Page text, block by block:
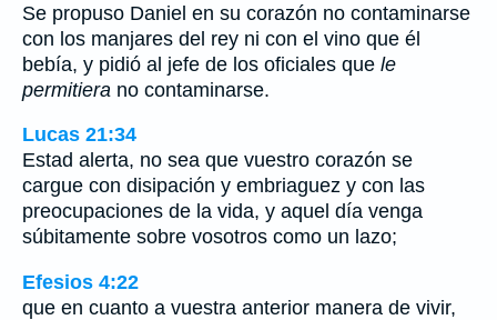
Se propuso Daniel en su corazón no contaminarse
con los manjares del rey ni con el vino que él
bebía, y pidió al jefe de los oficiales que le
permitiera no contaminarse.
Lucas 21:34
Estad alerta, no sea que vuestro corazón se
cargue con disipación y embriaguez y con las
preocupaciones de la vida, y aquel día venga
súbitamente sobre vosotros como un lazo;
Efesios 4:22
que en cuanto a vuestra anterior manera de vivir,